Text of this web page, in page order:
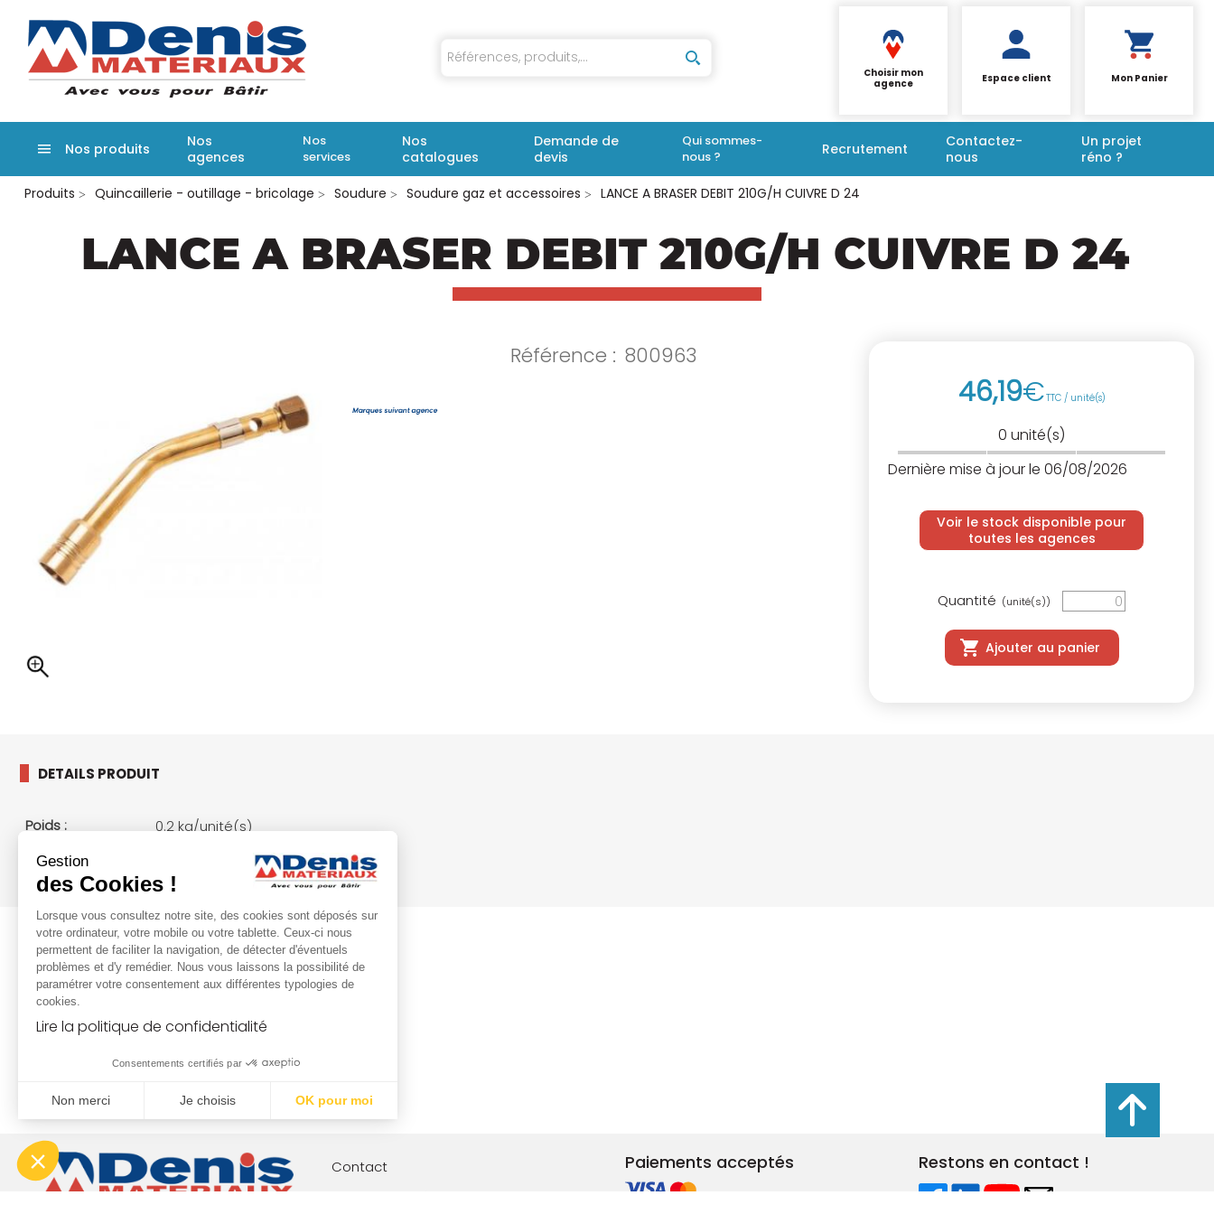
Aller
Choisir mon
agence
Espace client Mon Panier
Nos produits
Nos
agences
Nos
services
Nos
catalogues
Demande de
devis
Qui sommes-
nous ?
Recrutement
Contactez-
nous
Un projet
réno ?
Produits
Quincaillerie - outillage - bricolage Soudure Soudure gaz et accessoires LANCE A BRASER DEBIT 210G/H CUIVRE D 24
LANCE A BRASER DEBIT 210G/H CUIVRE D 24
Référence : 800963
46,19€TTC / unité(s)
0 unité(s)
Dernière mise à jour le 06/08/2026
Voir le stock disponible pour
toutes les agences
Quantité (unité(s))
Ajouter au panier
DETAILS PRODUIT
Poids : 0.2 kg/unité(s)
Contact
Paiements acceptés Restons en contact !
Gestion
des Cookies !
Lorsque vous consultez notre site, des cookies sont déposés sur
votre ordinateur, votre mobile ou votre tablette. Ceux-ci nous
permettent de faciliter la navigation, de détecter d'éventuels
problèmes et d'y remédier. Nous vous laissons la possibilité de
paramétrer votre consentement aux différentes typologies de
cookies.
Lire la politique de confidentialité
Consentements certifiés par
Non merci Je choisis OK pour moi
Notre plateforme vous permet d'adapter et de gérer vos paramètres de confidentialité, en garantissant la conformité avec les réglementations. Personnalisez vos préférences pour